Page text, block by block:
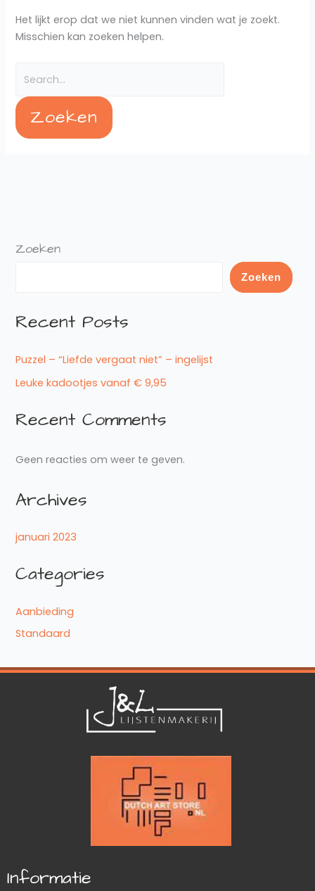
Het lijkt erop dat we niet kunnen vinden wat je zoekt.
Misschien kan zoeken helpen.
Zoeken
Zoeken
Recent Posts
Puzzel – “Liefde vergaat niet” – ingelijst
Leuke kadootjes vanaf € 9,95
Recent Comments
Geen reacties om weer te geven.
Archives
januari 2023
Categories
Aanbieding
Standaard
Informatie